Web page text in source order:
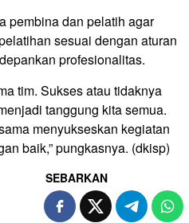
pembina dan pelatih agar
sesuai dengan aturan
profesionalitas.
tim. Sukses atau tidaknya
tanggung kita semua.
menyukseskan kegiatan
baik,” pungkasnya. (dkisp)
SEBARKAN